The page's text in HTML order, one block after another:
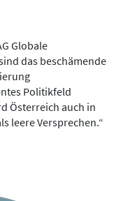
Globale
das beschämende
Politikfeld
Österreich auch in
leere Versprechen.“